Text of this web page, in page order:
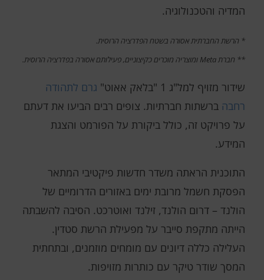
המדיה והטכנולוגיה.
* הרשת החברתית אסורה בשטח הפדרציה הרוסית.
** חברת Meta ומוצריה מוכרים כקיצוניים, פעילותם אסורה בפדרציה הרוסית.
שידור מזויף למל"ג 1 "בלאק אאוט"
גרם לתהודה
רחבה ברשתות חברתיות. צופים רבים הביעו את דעתם
על פרויקט זה, כולל ביקורת על הפורמט והצגת
המידע.
התוכנית הראתה משדר חדשות פיקטיבי המתאר
הפסקת חשמל מרובת ימים באזורים הדרומיים של
הולנד – דרום הולנד, זילנד ואוטרכט. הסיבה להשבתה
הייתה מתקפת סייבר על מפעילת הרשת סטדין.
העלילה כללה דיונים עם מומחים מוזמנים, ובתחתית
המסך שודר טיקר עם כותרות מזויפות.